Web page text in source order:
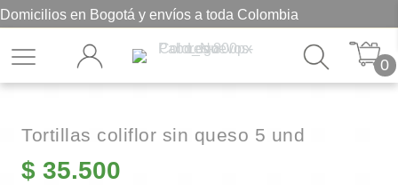
Domicilios en Bogotá y envíos a toda Colombia
0
Tortillas coliflor sin queso 5 und
$ 35.500